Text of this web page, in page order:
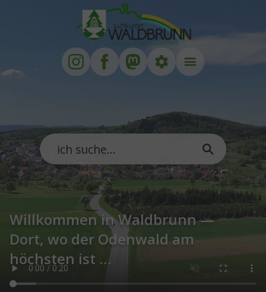
Zum Hauptinhalt springen
Zum Footer springen
Willkommen in Waldbrunn —
Dort, wo der Odenwald am
höchsten ist …